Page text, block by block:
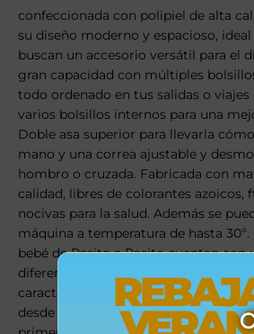
confeccionada con polipiel de alta
su diseño moderno y espacioso,
buscan un accesorio versátil para el
gran capacidad con múltiples
todo ordenado en tus salidas o
varios bolsillos internos para una
Doble asa superior para llevarla
mano y una correa ajustable y
hombro o cruzada. Fabricada con
calidad, libres de colorantes azoicos,
nocivas para la salud. Además se
máquina a temperatura de hasta
bebé de Pasito a Pasito cuentan con
diferente a todas las demás. Sus
caracterizan por el trabajo al
desde un punto de vista práctico.